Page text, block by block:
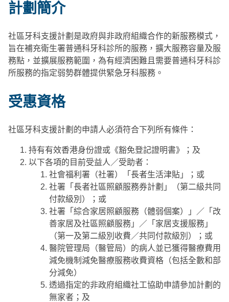
計劃簡介
社區牙科支援計劃是政府與非政府組織合作的新服務模式，
旨在補充衛生署普通科牙科診所的服務，擴大服務容量及服
務點，並擴展服務範圍，為有經濟困難且需要普通科牙科診
所服務的指定弱勢群體提供緊急牙科服務。
受惠資格
社區牙科支援計劃的申請人必須符合下列所有條件：
持有有效香港身份證或《豁免登記證明書》；及
以下各項的目前受益人／受助者：
社會福利署（社署）「長者生活津貼」；或
社署「長者社區照顧服務券計劃」（第二級共同
付款級別）；或
社署「綜合家居照顧服務（體弱個案）」／「改
善家居及社區照顧服務」／「家居支援服務」
（第一及第二級別收費／共同付款級別）；或
醫院管理局（醫管局）的病人並已獲得醫療費用
減免機制減免醫療服務收費資格（包括全數和部
分減免）
透過指定的非政府組織社工協助申請參加計劃的
無家者；及